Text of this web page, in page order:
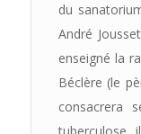
du
André
enseigné la
Béclère (le
consacrera